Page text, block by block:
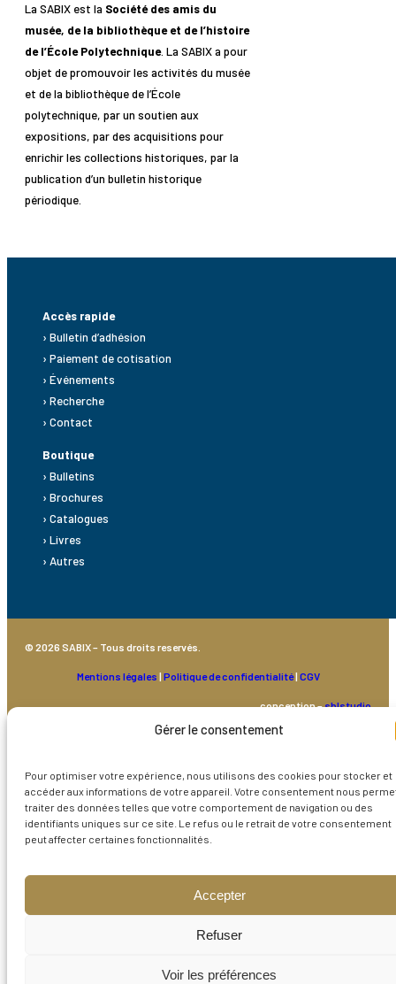
Gérer le consentement
Pour optimiser votre expérience, nous utilisons des cookies pour stocker et
accéder aux informations de votre appareil. Votre consentement nous
traiter des données telles que votre comportement de navigation ou des
identifiants uniques sur ce site. Le refus ou le retrait de votre consentement
peut affecter certaines fonctionnalités.
Accepter
Refuser
Voir les préférences
La SABIX est la Société des amis du
musée, de la bibliothèque et de l’histoire
de l’École Polytechnique. La SABIX a pour
objet de promouvoir les activités du musée
et de la bibliothèque de l’École
polytechnique, par un soutien aux
expositions, par des acquisitions pour
enrichir les collections historiques, par la
publication d’un bulletin historique
périodique.
Accès rapide
› Bulletin d’adhésion
› Paiement de cotisation
› Événements
› Recherche
› Contact
Boutique
› Bulletins
› Brochures
› Catalogues
› Livres
› Autres
© 2026 SABIX – Tous droits reservés.
Mentions légales | Politique de confidentialité| CGV
conception –sblstudio